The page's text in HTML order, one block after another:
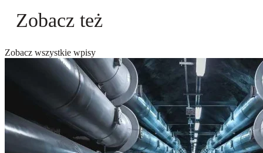
Zobacz też
Zobacz wszystkie wpisy